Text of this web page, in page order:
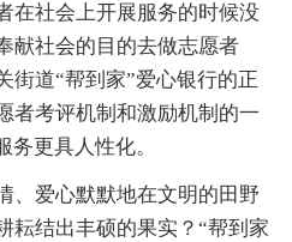
在社会上开展服务的时候没
献社会的目的去做志愿者
街道“帮到家”爱心银行的正
者考评机制和激励机制的一
务更具人性化。
、爱心默默地在文明的田野
耘结出丰硕的果实？“帮到家